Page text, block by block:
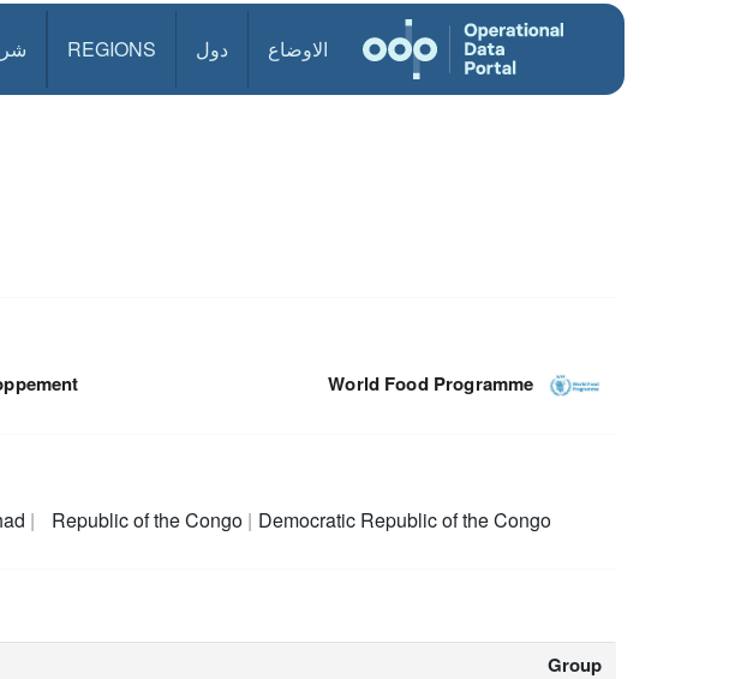
الاوضاع دول REGIONS
World Food Programme
Republic of the Congo Democratic Republic of the Congo
Group